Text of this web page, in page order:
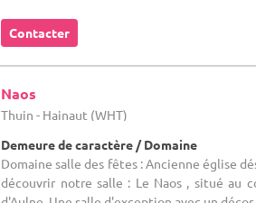
Contacter
Naos
Thuin - Hainaut (WHT)
Demeure de caractère / Domaine
Domaine salle des fêtes : Ancienne église
découvrir notre salle : Le Naos , situé au